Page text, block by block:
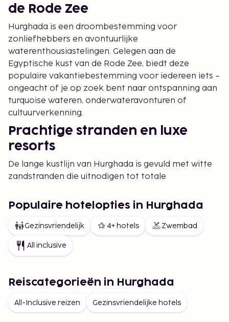
de Rode Zee
Hurghada is een droombestemming voor
zonliefhebbers en avontuurlijke
waterenthousiastelingen. Gelegen aan de
Egyptische kust van de Rode Zee, biedt deze
populaire vakantiebestemming voor iedereen iets –
ongeacht of je op zoek bent naar ontspanning aan
turquoise wateren, onderwateravonturen of
cultuurverkenning.
Prachtige stranden en luxe
resorts
De lange kustlijn van Hurghada is gevuld met witte
zandstranden die uitnodigen tot totale
zee, waardoor je wakker kunt worden met het
geluid van de golven en een ochtendduik kunt
nemen in het heldere water. Veel hotels bieden all-
inclusive pakketten aan, zodat je kunt genieten van
heerlijk eten en drinken zonder ergens anders aan
Duiken en snorkelen van
Hurghada staat vooral bekend om zijn prachtige
Populaire hotelopties in Hurghada
Gezinsvriendelijk 4+ hotels Zwembad
All inclusive
Reiscategorieën in Hurghada
All-Inclusive reizen Gezinsvriendelijke hotels